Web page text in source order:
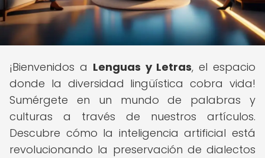
¡Bienvenidos a Lenguas y Letras, el espacio
donde la diversidad lingüística cobra vida!
Sumérgete en un mundo de palabras y
culturas a través de nuestros artículos.
Descubre cómo la inteligencia artificial está
revolucionando la preservación de dialectos